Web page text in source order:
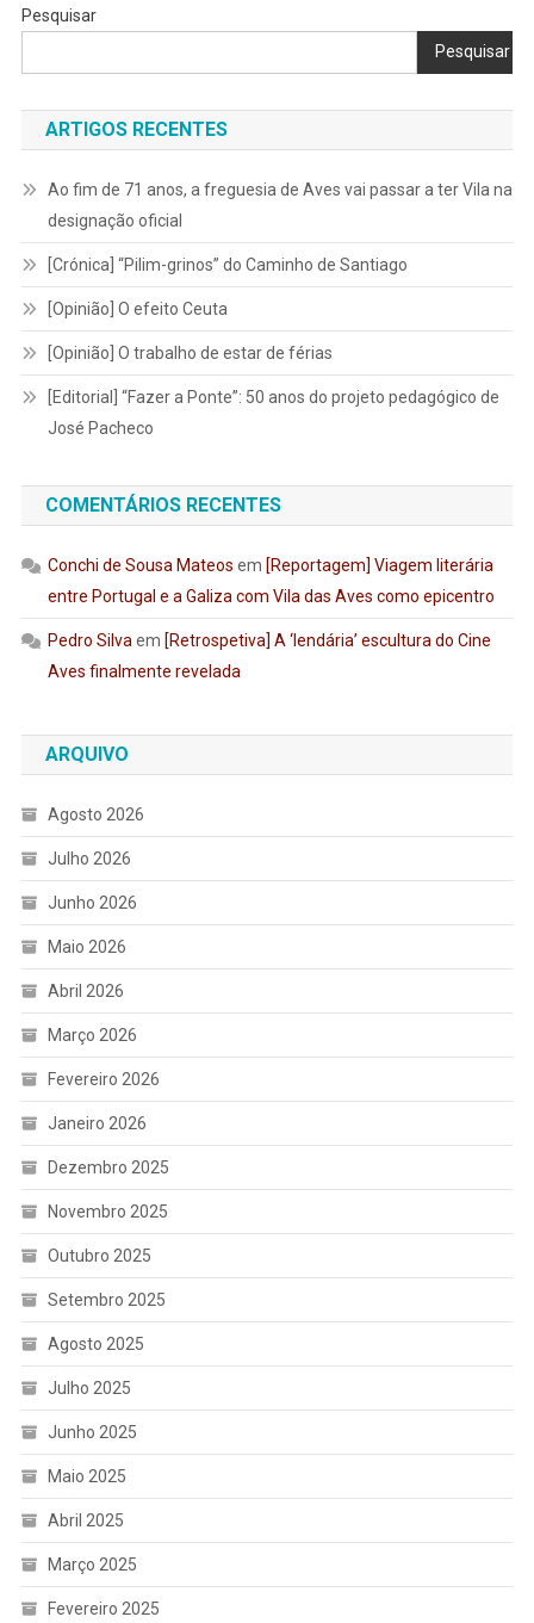
Pesquisar
Pesquisar
ARTIGOS RECENTES
Ao fim de 71 anos, a freguesia de Aves vai passar a ter Vila na
designação oficial
[Crónica] “Pilim-grinos” do Caminho de Santiago
[Opinião] O efeito Ceuta
[Opinião] O trabalho de estar de férias
[Editorial] “Fazer a Ponte”: 50 anos do projeto pedagógico de
José Pacheco
COMENTÁRIOS RECENTES
Conchi de Sousa Mateos em [Reportagem] Viagem literária
entre Portugal e a Galiza com Vila das Aves como epicentro
Pedro Silva em [Retrospetiva] A ‘lendária’ escultura do Cine
Aves finalmente revelada
ARQUIVO
Agosto 2026
Julho 2026
Junho 2026
Maio 2026
Abril 2026
Março 2026
Fevereiro 2026
Janeiro 2026
Dezembro 2025
Novembro 2025
Outubro 2025
Setembro 2025
Agosto 2025
Julho 2025
Junho 2025
Maio 2025
Abril 2025
Março 2025
Fevereiro 2025